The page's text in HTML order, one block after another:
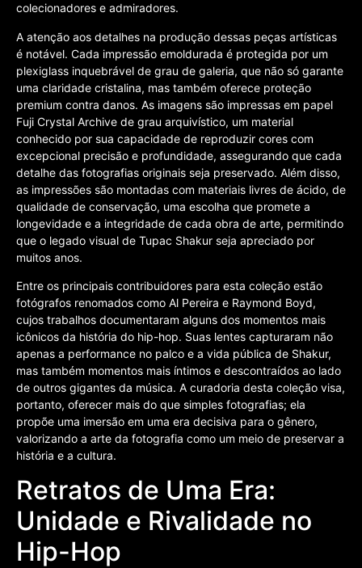
colecionadores e admiradores.
A atenção aos detalhes na produção dessas peças artísticas
é notável. Cada impressão emoldurada é protegida por um
plexiglass inquebrável de grau de galeria, que não só garante
uma claridade cristalina, mas também oferece proteção
premium contra danos. As imagens são impressas em papel
Fuji Crystal Archive de grau arquivístico, um material
conhecido por sua capacidade de reproduzir cores com
excepcional precisão e profundidade, assegurando que cada
detalhe das fotografias originais seja preservado. Além disso,
as impressões são montadas com materiais livres de ácido, de
qualidade de conservação, uma escolha que promete a
longevidade e a integridade de cada obra de arte, permitindo
que o legado visual de Tupac Shakur seja apreciado por
muitos anos.
Entre os principais contribuidores para esta coleção estão
fotógrafos renomados como Al Pereira e Raymond Boyd,
cujos trabalhos documentaram alguns dos momentos mais
icônicos da história do hip-hop. Suas lentes capturaram não
apenas a performance no palco e a vida pública de Shakur,
mas também momentos mais íntimos e descontraídos ao lado
de outros gigantes da música. A curadoria desta coleção visa,
portanto, oferecer mais do que simples fotografias; ela
propõe uma imersão em uma era decisiva para o gênero,
valorizando a arte da fotografia como um meio de preservar a
história e a cultura.
Retratos de Uma Era:
Unidade e Rivalidade no
Hip-Hop